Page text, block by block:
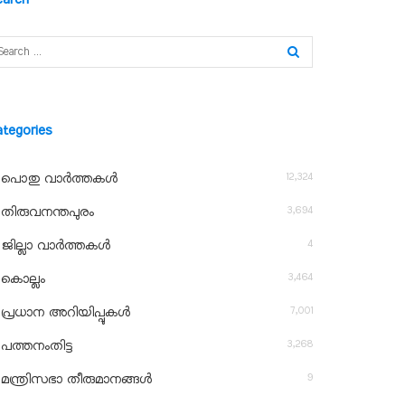
പൊതു വാർത്തകൾ 12,324
തിരുവനന്തപുരം 3,694
ജില്ലാ വാർത്തകൾ 4
കൊല്ലം 3,464
പ്രധാന അറിയിപ്പുകൾ 7,001
പത്തനംതിട്ട 3,268
മന്ത്രിസഭാ തീരുമാനങ്ങൾ 9